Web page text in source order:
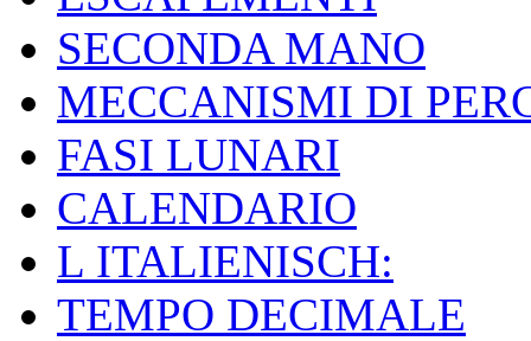
SECONDA MANO
MECCANISMI DI
FASI LUNARI
CALENDARIO
L ITALIENISCH:
TEMPO DECIMALE